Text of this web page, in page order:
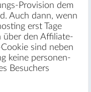
Provision dem
Auch dann, wenn
erst Tage
über den Affiliate-
sind neben
keine personen-
Besuchers